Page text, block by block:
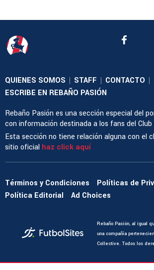
QUIENES SOMOS | STAFF | CONTACTO |
ESCRIBE EN REBAÑO PASIÓN
Rebaño Pasión es una sección especial del
con información destinada a los fans del Club
Esta sección no tiene relación alguna con el
sitio oficial haz click aquí
Términos y Condiciones
Políticas de
Política Editorial
Ad Choices
Rebaño Pasión, al igual
una compañía
Collective. Todos los